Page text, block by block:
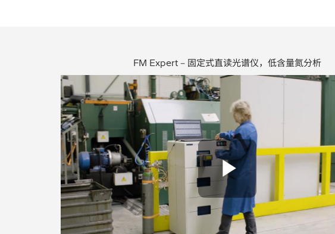
FM Expert – 固定式直读光谱仪，低含量氮分析
Play